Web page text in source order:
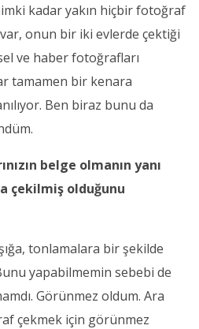
kadar yakın hiçbir fotoğraf
onun bir iki evlerde çektiği
ve haber fotoğrafları
tamamen bir kenara
Ben biraz bunu da
belge olmanın yanı
çekilmiş olduğunu
tonlamalara bir şekilde
yapabilmemin sebebi de
Görünmez oldum. Ara
çekmek için görünmez